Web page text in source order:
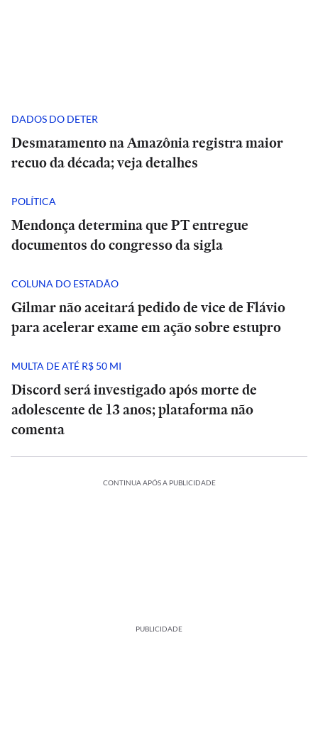
DADOS DO DETER
Desmatamento na Amazônia registra maior
recuo da década; veja detalhes
POLÍTICA
Mendonça determina que PT entregue
documentos do congresso da sigla
COLUNA DO ESTADÃO
Gilmar não aceitará pedido de vice de Flávio
para acelerar exame em ação sobre estupro
MULTA DE ATÉ R$ 50 MI
Discord será investigado após morte de
adolescente de 13 anos; plataforma não
comenta
CONTINUA APÓS A PUBLICIDADE
PUBLICIDADE